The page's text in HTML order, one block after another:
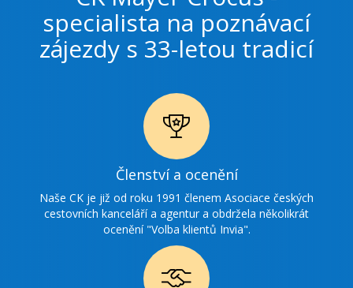
specialista na poznávací
zájezdy s 33-letou tradicí
Ikonka
ocenění
Členství a ocenění
Naše CK je již od roku 1991 členem Asociace českých
cestovních kanceláří a agentur a obdržela několikrát
ocenění "Volba klientů Invia".